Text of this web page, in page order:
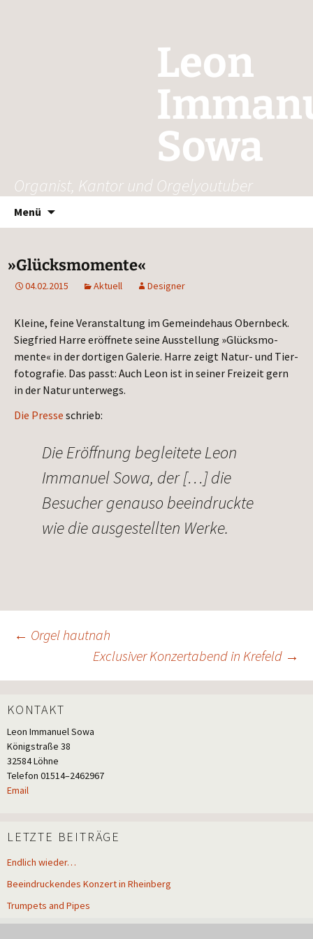
Leon
Sowa
Organist, Kantor und Orgelyoutuber
Menü
»Glücksmomente«
04.02.2015 Aktuell Designer
Klei­ne, fei­ne Ver­an­stal­tung im Gemein­de­haus Obern­beck.
Sieg­fried Har­re eröff­ne­te sei­ne Aus­stel­lung »Glücks­mo­
men­te« in der dor­ti­gen Gale­rie. Har­re zeigt Natur- und Tier­
fo­to­gra­fie. Das passt: Auch Leon ist in sei­ner Frei­zeit gern
in der Natur unterwegs.
Die Pres­se schrieb:
Die Eröff­nung beglei­te­te Leon
Imma­nu­el Sowa, der […] die
Besu­cher genau­so beein­druck­te
wie die aus­ge­stell­ten Werke.
Beitragsnavigation
← Orgel hautnah
Exclusiver Konzertabend in Krefeld →
KONTAKT
Leon Imma­nu­el Sowa
König­stra­ße 38
32584 Löhne
Tele­fon 01514–2462967
Email
LETZTE BEITRÄGE
Endlich wieder…
Beeindruckendes Konzert in Rheinberg
Trumpets and Pipes